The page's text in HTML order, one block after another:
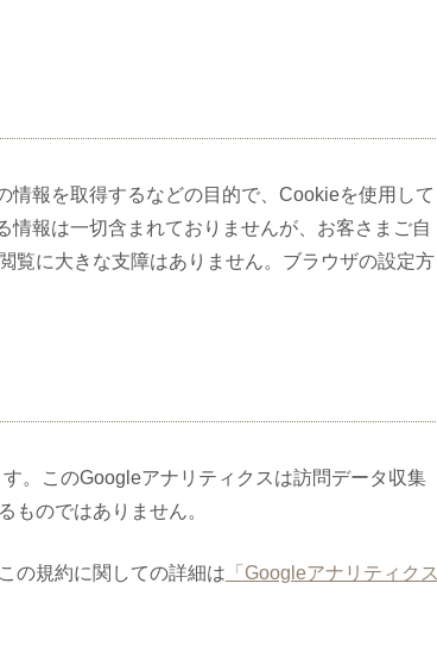
報を取得するなどの目的で、Cookieを使用して
報は一切含まれておりませんが、お客さまご自
覧に大きな支障はありません。ブラウザの設定方
。このGoogleアナリティクスは訪問データ収集
ものではありません。
の規約に関しての詳細は 「Googleアナリティクス